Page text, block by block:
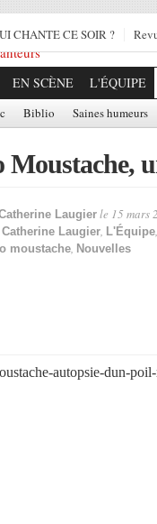
CHANTE CE SOIR ?
EN SCÈNE L'ÉQUIPE
Biblio Saines humeurs
Moustache,
Laugier le 15 mars
Catherine Laugier, L'Équipe,
moustache, Nouvelles